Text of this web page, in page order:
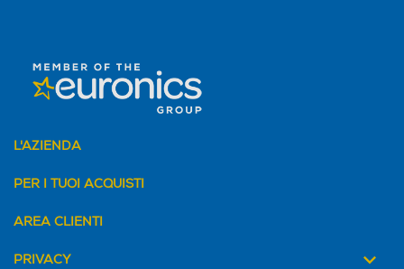
L'AZIENDA
PER I TUOI ACQUISTI
AREA CLIENTI
PRIVACY